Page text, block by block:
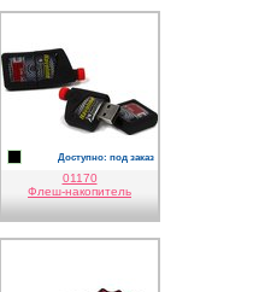
01170
Флеш-накопитель
черныйДоступно: под заказ